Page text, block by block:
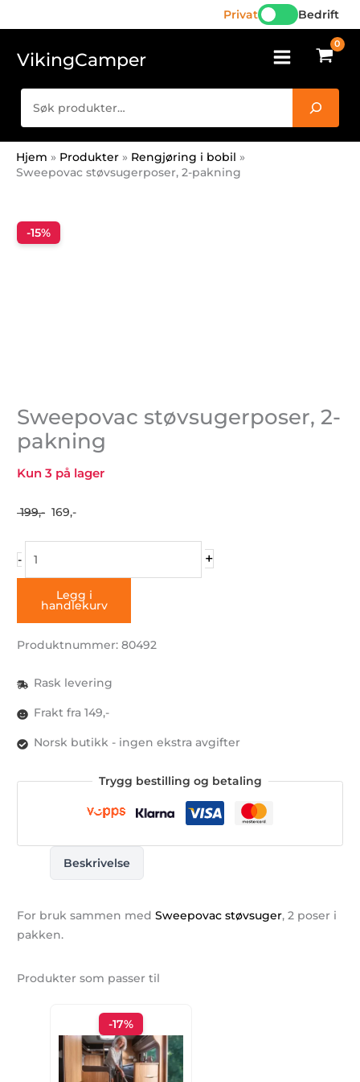
rett
innholdet
Privat Bedrift
VikingCamper
Hjem Produkter
Rengjøring i bobil
Sweepovac støvsugerposer, 2-pakning
-15%
Sweepovac støvsugerposer, 2-
pakning
Kun 3 på lager
199,- Opprinnelig
169,-Nåværende
-
pakning
antall
+
Legg i
handlekurv
Produktnummer: 80492
Rask levering
Frakt fra 149,-
Norsk butikk - ingen ekstra avgifter
Trygg bestilling og betaling
Beskrivelse
For bruk sammen medSweepovac støvsuger, 2 poser i
pakken.
Produkter som passer til
-17%